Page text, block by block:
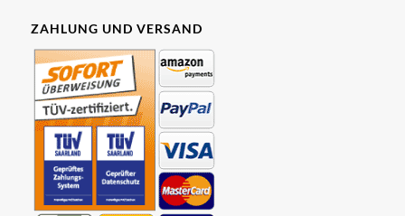
ZAHLUNG UND VERSAND